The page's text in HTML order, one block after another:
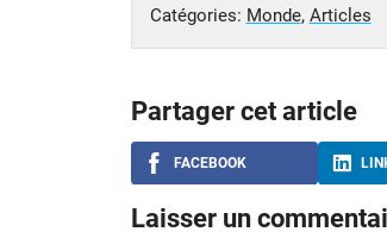
Catégories: Monde, Articles
Partager cet article
FACEBOOK
Laisser un